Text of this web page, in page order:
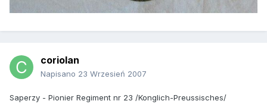
coriolan
Napisano 23 Wrzesień 2007
Saperzy - Pionier Regiment nr 23 /Konglich-Preussisches/